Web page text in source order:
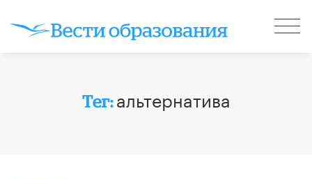
Тег:альтернатива